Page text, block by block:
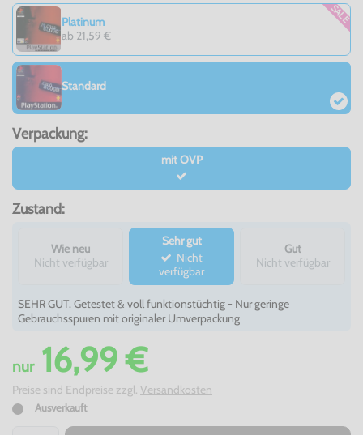
Platinum
ab 21,59 €
SALE
Standard
Verpackung:
mit OVP
Zustand:
Wie neu
Nicht verfügbar
Sehr gut
verfügbar
Gut
Nicht verfügbar
SEHR GUT. Getestet & voll funktionstüchtig - Nur geringe
Gebrauchsspuren mit originaler Umverpackung
nur16,99 €
Preise sind Endpreise zzgl. Versandkosten
Ausverkauft